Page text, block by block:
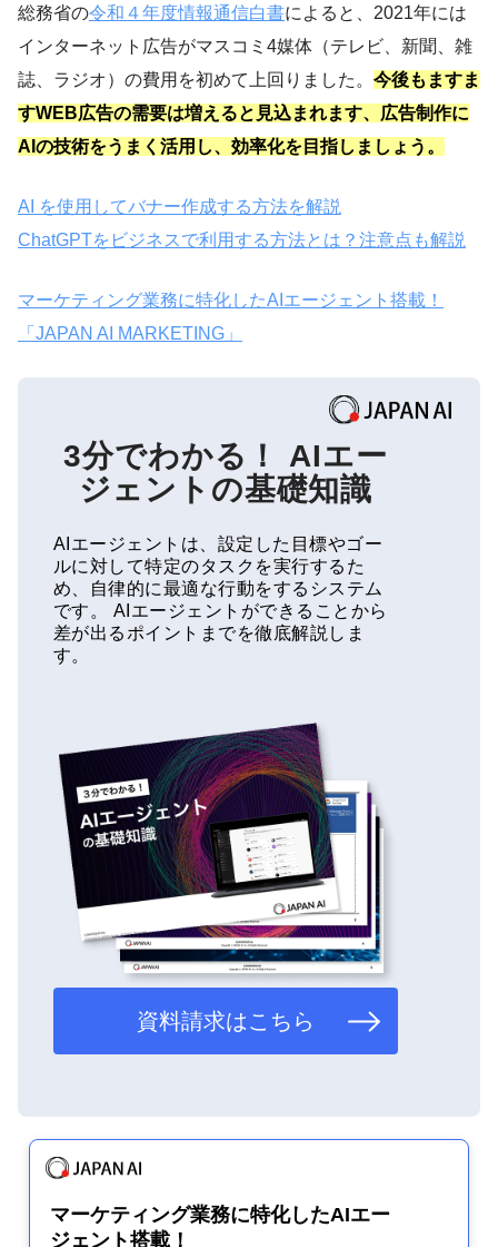
総務省の令和４年度情報通信白書によると、2021年には
インターネット広告がマスコミ4媒体（テレビ、新聞、雑
誌、ラジオ）の費用を初めて上回りました。 今後もますま
すWEB広告の需要は増えると見込まれます、広告制作に
AIの技術をうまく活用し、効率化を目指しましょう。
AI を使用してバナー作成する方法を解説
ChatGPTをビジネスで利用する方法とは？注意点も解説
マーケティング業務に特化したAIエージェント搭載！
「JAPAN AI MARKETING」
3分でわかる！
AIエー
ジェントの基礎知識
AIエージェントは、設定した目標やゴー
ルに対して特定のタスクを実行するた
め、自律的に最適な行動をするシステム
です。
AIエージェントができることから
差が出るポイントまでを徹底解説しま
す。
資料請求はこちら
マーケティング業務に特化したAIエー
ジェント搭載！